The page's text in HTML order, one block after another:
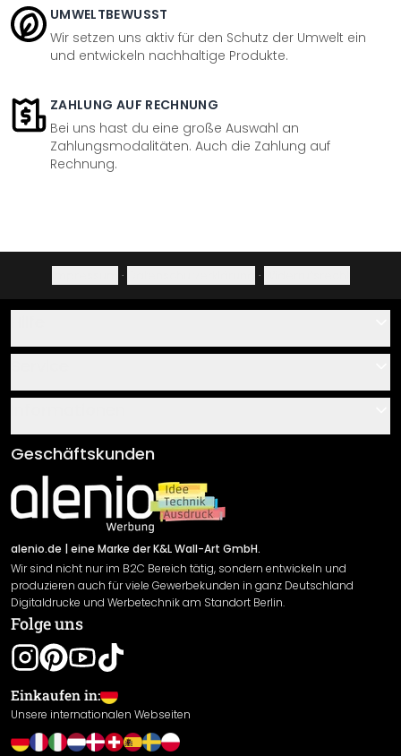
UMWELTBEWUSST
Wir setzen uns aktiv für den Schutz der Umwelt ein
und entwickeln nachhaltige Produkte.
ZAHLUNG AUF RECHNUNG
Bei uns hast du eine große Auswahl an
Zahlungsmodalitäten. Auch die Zahlung auf
Rechnung.
· ·
Über uns
Klebe- und Montageanleitungen
Newsletter An-/Abmeldung
Sendungsverfolgung
AGB
Impressum
Versand & Zahlung
Rücksendung
Widerrufsrecht
Datenschutzerklärung
Gewährleistung
Leistungserklärung / CE-Zeichen
Cookie Einstellungen
Geschäftskunden
alenio.de | eine Marke der K&L Wall-Art GmbH.
Wir sind nicht nur im B2C Bereich tätig, sondern entwickeln und
produzieren auch für viele Gewerbekunden in ganz Deutschland
Digitaldrucke und Werbetechnik am Standort Berlin.
Folge uns
Einkaufen in:
Unsere internationalen Webseiten